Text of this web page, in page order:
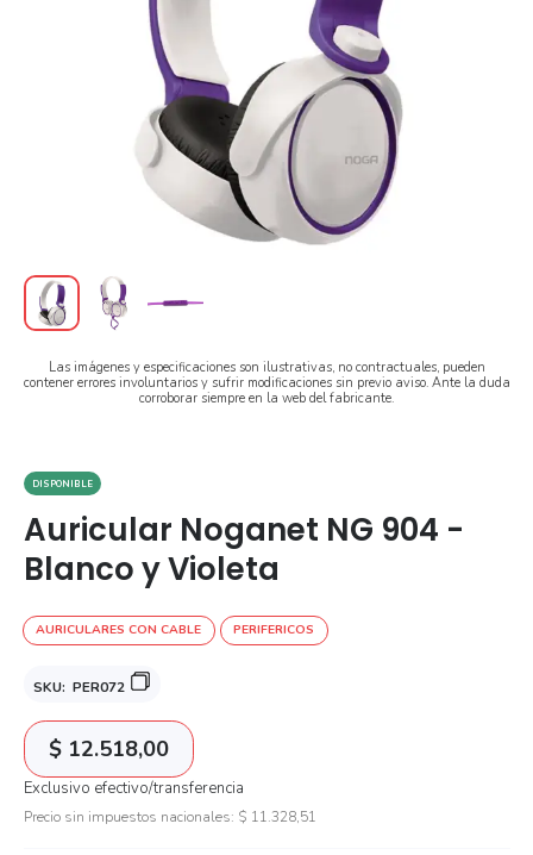
Las imágenes y especificaciones son ilustrativas, no contractuales, pueden
contener errores involuntarios y sufrir modificaciones sin previo aviso. Ante la duda
corroborar siempre en la web del fabricante.
DISPONIBLE
Auricular Noganet NG 904 -
Blanco y Violeta
AURICULARES CON CABLE PERIFERICOS
SKU: PER072
$12.518,00
Exclusivo efectivo/transferencia
Precio sin impuestos nacionales: $ 11.328,51